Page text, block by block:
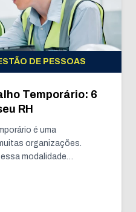
DE PESSOAS
Temporário: 6
RH
é uma
organizações.
modalidade…